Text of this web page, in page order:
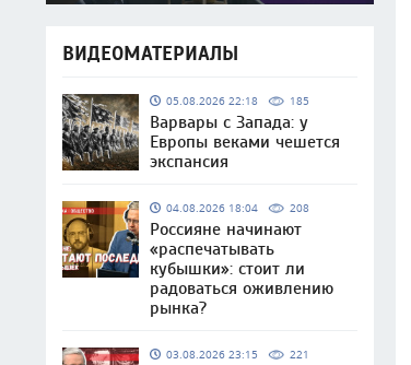
ВИДЕОМАТЕРИАЛЫ
05.08.2026 22:18 185
Варвары с Запада: у
Европы веками чешется
экспансия
04.08.2026 18:04 208
Россияне начинают
«распечатывать
кубышки»: стоит ли
радоваться оживлению
рынка?
03.08.2026 23:15 221